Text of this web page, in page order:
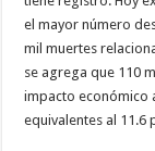
el mayor número
mil muertes
se agrega que 110
impacto económico
equivalentes al